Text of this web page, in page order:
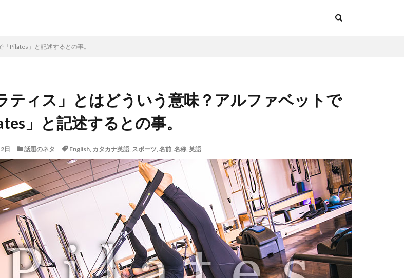
Pilates」と記述するとの事。
ティス」とはどういう意味？アルファベットで
」と記述するとの事。
日 話題のネタ English, カタカナ英語, スポーツ, 名前, 名称, 英語